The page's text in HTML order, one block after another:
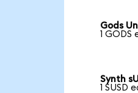
Gods
1 GODS
Synth
1 SUSD